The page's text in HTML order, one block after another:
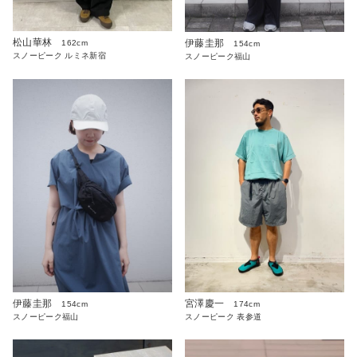
松山華林
162cm
スノーピーク ルミネ新宿
伊藤圭那
154cm
スノーピーク福山
伊藤圭那
154cm
スノーピーク福山
宮澤慶一
174cm
スノーピーク 表参道